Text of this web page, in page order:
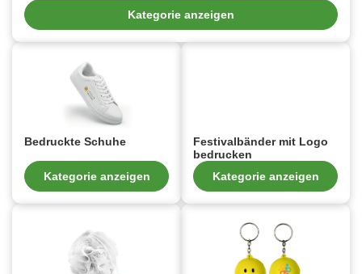
Kategorie anzeigen
Bedruckte Schuhe
Kategorie anzeigen
Festivalbänder mit Logo
bedrucken
Kategorie anzeigen